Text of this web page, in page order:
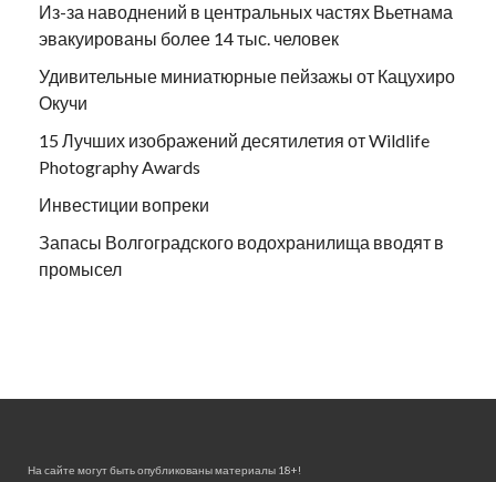
Из-за наводнений в центральных частях Вьетнама
эвакуированы более 14 тыс. человек
Удивительные миниатюрные пейзажы от Кацухиро
Окучи
15 Лучших изображений десятилетия от Wildlife
Photography Awards
Инвестиции вопреки
Запасы Волгоградского водохранилища вводят в
промысел
На сайте могут быть опубликованы материалы 18+!